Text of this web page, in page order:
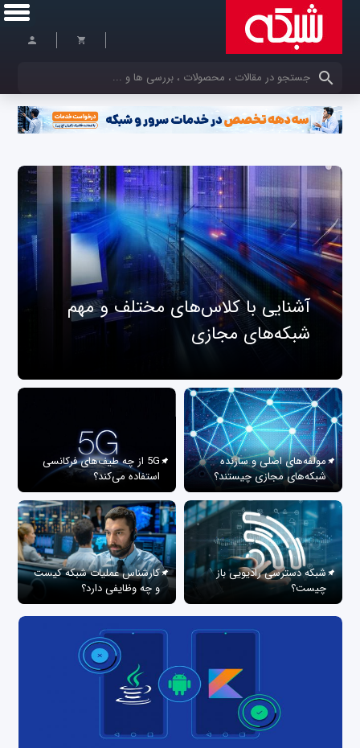
کلمات کلیدی خود را وارد کنید
آشنایی با کلاس‌های مختلف و مهم
شبکه‌های مجازی
مولفه‌های اصلی و سازنده
شبکه‌های مجازی چیستند؟
5G از چه طیف‌های فرکانسی
استفاده می‌کند؟
شبکه دسترسی رادیویی باز
چیست؟
کارشناس عملیات شبکه کیست
و چه وظایفی دارد؟